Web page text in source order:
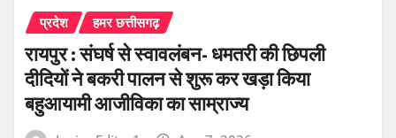
प्रदेश हमर छत्तीसगढ़
रायपुर : संघर्ष से स्वावलंबन- धमतरी की छिपली
दीदियों ने बकरी पालन से शुरू कर खड़ा किया
बहुआयामी आजीविका का साम्राज्य